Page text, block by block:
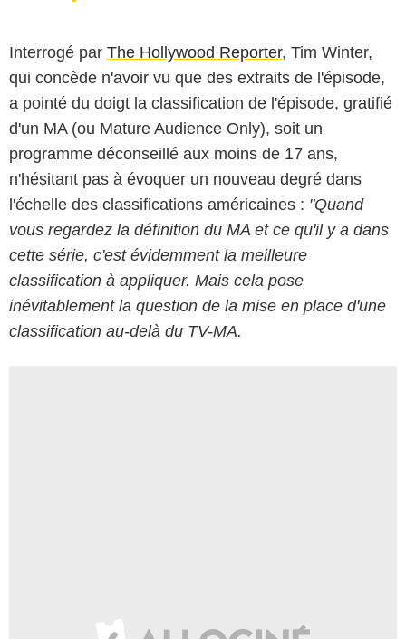
Interrogé par The Hollywood Reporter, Tim Winter,
qui concède n'avoir vu que des extraits de l'épisode,
a pointé du doigt la classification de l'épisode, gratifié
d'un MA (ou Mature Audience Only), soit un
programme déconseillé aux moins de 17 ans,
n'hésitant pas à évoquer un nouveau degré dans
l'échelle des classifications américaines : "Quand
vous regardez la définition du MA et ce qu'il y a dans
cette série, c'est évidemment la meilleure
classification à appliquer. Mais cela pose
inévitablement la question de la mise en place d'une
classification au-delà du TV-MA.